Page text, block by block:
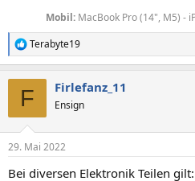
Mobil:MacBook Pro (14", M5) -
R
e
e
:
Terabyte19
F Firlefanz_11
Ensign
29. Mai 2022
Bei diversen Elektronik Teilen